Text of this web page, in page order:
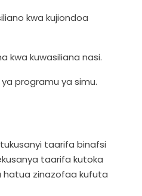
kwa kujiondoa
kwa kuwasiliana nasi.
programu ya simu.
taarifa binafsi
taarifa kutoka
hatua zinazofaa kufuta